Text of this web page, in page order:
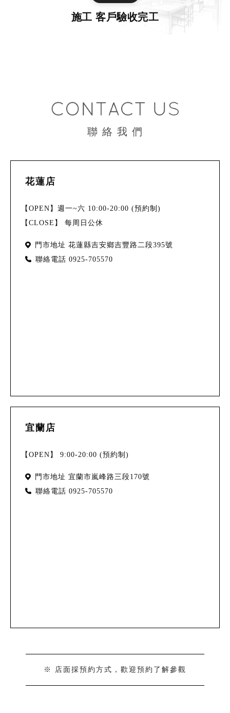
施工 客戶驗收完工
聯 絡 我 們
花蓮店
【OPEN】週一~六 10:00-20:00 (預約制)
【CLOSE】 每周日公休
門市地址 花蓮縣吉安鄉吉豐路二段395號
聯絡電話 0925-705570
宜蘭店
【OPEN】 9:00-20:00 (預約制)
門市地址 宜蘭市嵐峰路三段170號
聯絡電話 0925-705570
※ 店面採預約方式，歡迎預約了解參觀